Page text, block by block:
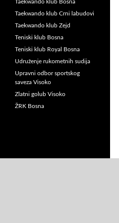
Taekwando klub Bosna
Taekwando klub Crni labudovi
Taekwando klub Zejd
Teniski klub Bosna
Teniski klub Royal Bosna
Udruženje rukometnih sudija
Upravni odbor sportskog
saveza Visoko
Zlatni golub Visoko
ŽRK Bosna